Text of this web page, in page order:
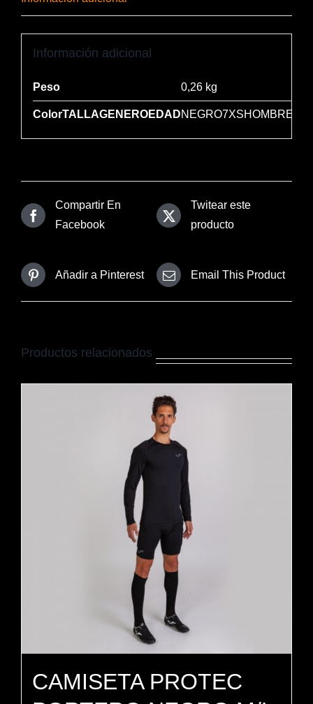
Información adicional
Peso 0,26 kg
ColorTALLAGENEROEDAD
Compartir En
Facebook
Twitear este
producto
Añadir a Pinterest Email This Product
Productos relacionados
CAMISETA PROTEC